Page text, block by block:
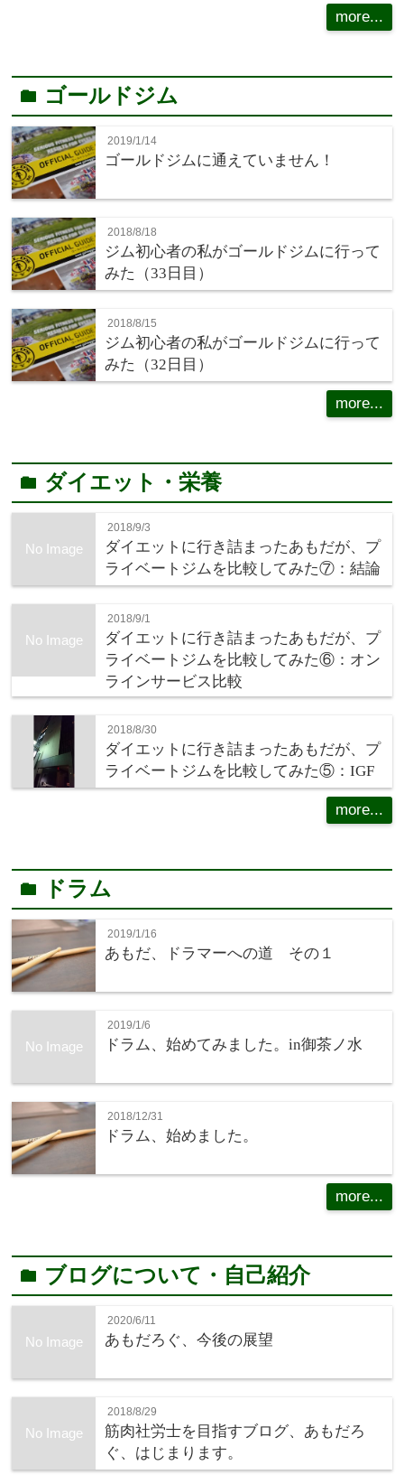
more...
folder ゴールドジム
2019/1/14
ゴールドジムに通えていません！
2018/8/18
ジム初心者の私がゴールドジムに行って
みた（33日目）
2018/8/15
ジム初心者の私がゴールドジムに行って
みた（32日目）
more...
folder ダイエット・栄養
No Image
2018/9/3
ダイエットに行き詰まったあもだが、プ
ライベートジムを比較してみた⑦：結論
No Image
2018/9/1
ダイエットに行き詰まったあもだが、プ
ライベートジムを比較してみた⑥：オン
ラインサービス比較
2018/8/30
ダイエットに行き詰まったあもだが、プ
ライベートジムを比較してみた⑤：IGF
more...
folder ドラム
2019/1/16
あもだ、ドラマーへの道 その１
No Image
2019/1/6
ドラム、始めてみました。in御茶ノ水
2018/12/31
ドラム、始めました。
more...
folder ブログについて・自己紹介
No Image
2020/6/11
あもだろぐ、今後の展望
No Image
2018/8/29
筋肉社労士を目指すブログ、あもだろ
ぐ、はじまります。